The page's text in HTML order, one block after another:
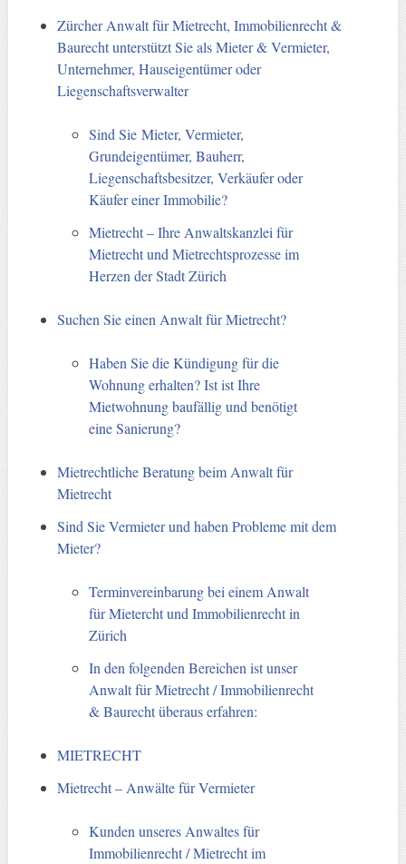
Zürcher Anwalt für Mietrecht, Immobilienrecht &
Baurecht unterstützt Sie als Mieter & Vermieter,
Unternehmer, Hauseigentümer oder
Liegenschaftsverwalter
Sind Sie Mieter, Vermieter,
Grundeigentümer, Bauherr,
Liegenschaftsbesitzer, Verkäufer oder
Käufer einer Immobilie?
Mietrecht – Ihre Anwaltskanzlei für
Mietrecht und Mietrechtsprozesse im
Herzen der Stadt Zürich
Suchen Sie einen Anwalt für Mietrecht?
Haben Sie die Kündigung für die
Wohnung erhalten? Ist ist Ihre
Mietwohnung baufällig und benötigt
eine Sanierung?
Mietrechtliche Beratung beim Anwalt für
Mietrecht
Sind Sie Vermieter und haben Probleme mit dem
Mieter?
Terminvereinbarung bei einem Anwalt
für Mietercht und Immobilienrecht in
Zürich
In den folgenden Bereichen ist unser
Anwalt für Mietrecht / Immobilienrecht
& Baurecht überaus erfahren:
MIETRECHT
Mietrecht – Anwälte für Vermieter
Kunden unseres Anwaltes für
Immobilienrecht / Mietrecht im